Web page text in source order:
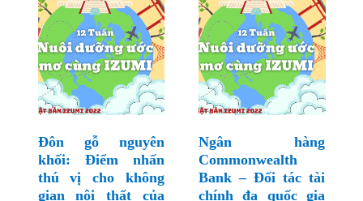
Đôn gỗ nguyên
khối: Điểm nhấn
thú vị cho không
gian nội thất của
Ngân hàng
Commonwealth
Bank – Đối tác tài
chính đa quốc gia